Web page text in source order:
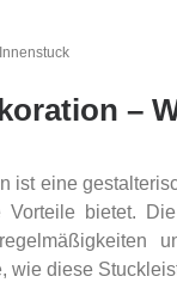
Innenstuck
–
ist eine
Vorteile bietet.
wie diese